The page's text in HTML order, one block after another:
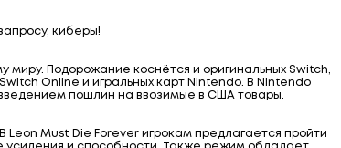
киберы!
Подорожание коснётся и оригинальных Switch,
Online и игральных карт Nintendo. В Nintendo
пошлин на ввозимые в США товары.
Must Die Forever игрокам предлагается пройти